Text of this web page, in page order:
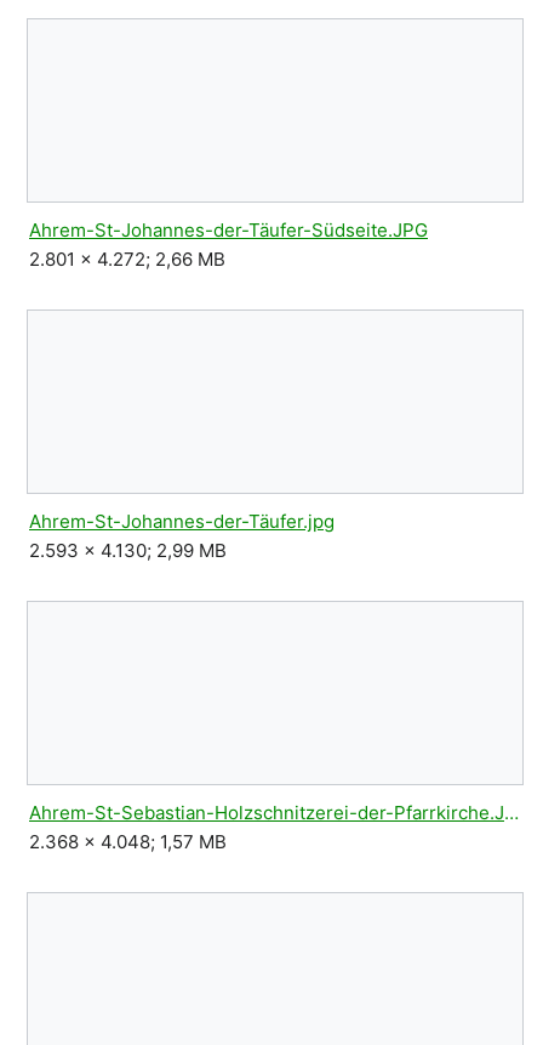
Ahrem-St-Johannes-der-Täufer-Südseite.JPG
2.801 × 4.272; 2,66 MB
Ahrem-St-Johannes-der-Täufer.jpg
2.593 × 4.130; 2,99 MB
Ahrem-St-Sebastian-Holzschnitzerei-der-Pfarrkirche.JPG
2.368 × 4.048; 1,57 MB